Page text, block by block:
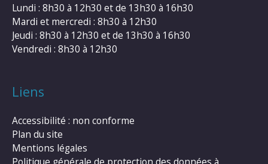
Lundi : 8h30 à 12h30 et de 13h30 à 16h30
Mardi et mercredi : 8h30 à 12h30
Jeudi : 8h30 à 12h30 et de 13h30 à 16h30
Vendredi : 8h30 à 12h30
Liens
Accessibilité : non conforme
Plan du site
Mentions légales